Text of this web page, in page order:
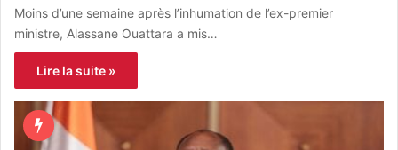
Moins d’une semaine après l’inhumation de l’ex-premier
ministre, Alassane Ouattara a mis…
Lire la suite »